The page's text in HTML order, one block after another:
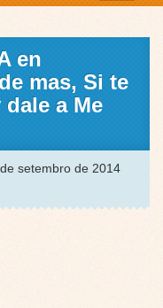
en
mas, Si te
a Me
setembro de 2014